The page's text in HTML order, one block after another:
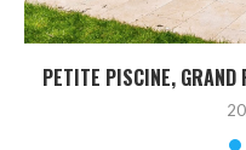
PETITE PISCINE,